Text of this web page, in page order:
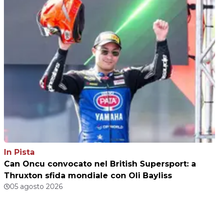
In Pista
Can Oncu convocato nel British Supersport: a
Thruxton sfida mondiale con Oli Bayliss
05 agosto 2026